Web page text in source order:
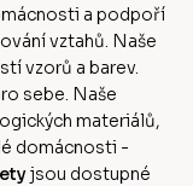
a podpoří
vztahů. Naše
vzorů a barev.
sebe. Naše
materiálů,
domácnosti -
jsou dostupné